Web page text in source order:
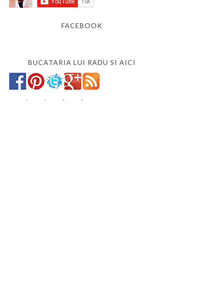
FACEBOOK
BUCATARIA LUI RADU SI AICI